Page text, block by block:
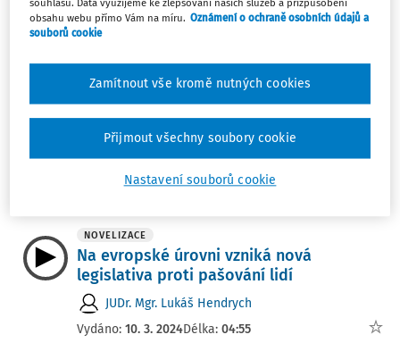
JUDr. Barbora Košinárová Ph.D.
Ministerstvo spravedlnosti chystá
významnou reformu trestního práva
JUDr. Mgr. Lukáš Hendrych
Vydáno:16. 4. 2024Délka:04:14
NOVELIZACE
Na evropské úrovni vzniká nová
legislativa proti pašování lidí
JUDr. Mgr. Lukáš Hendrych
Vydáno: 10. 3. 2024Délka: 04:55
souhlasu. Data využijeme ke zlepšování našich služeb a přizpůsobení
obsahu webu přímo Vám na míru. Oznámení o ochraně osobních údajů a
souborů cookie
Nastavení souborů cookie
Zamítnout vše kromě nutných cookies
Přijmout všechny soubory cookie